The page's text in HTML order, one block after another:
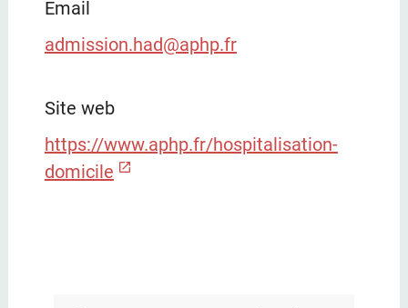
Email
admission.had@aphp.fr
Site web
https://www.aphp.fr/hospitalisation-
domicile